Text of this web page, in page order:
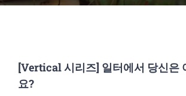
[Vertical 시리즈] 일터에서 당신은
요?